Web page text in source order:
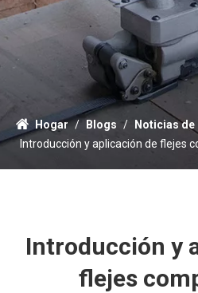
Hogar / Blogs / Noticias de
Introducción y aplicación de flejes
Introducción y
flejes